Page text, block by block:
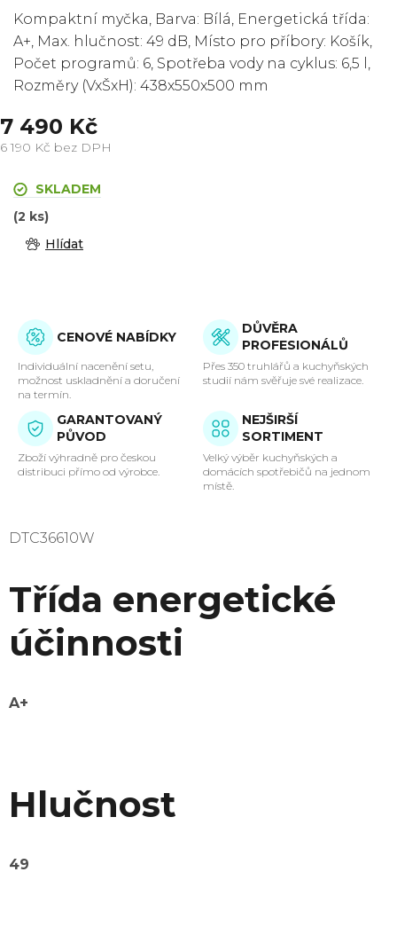
7 490 Kč
6 190 Kč bez DPH
cena:SKLADEM
(2 ks)
Kompaktní myčka, Barva: Bílá, Energetická třída:
A+, Max. hlučnost: 49 dB, Místo pro příbory: Košík,
Počet programů: 6, Spotřeba vody na cyklus: 6,5 l,
Rozměry (VxŠxH): 438x550x500 mm
Hlídat
CENOVÉ NABÍDKY
Individuální nacenění setu,
možnost uskladnění a doručení
na termín.
DŮVĚRA
PROFESIONÁLŮ
Přes 350 truhlářů a kuchyňských
studií nám svěřuje své realizace.
GARANTOVANÝ
PŮVOD
Zboží výhradně pro českou
distribuci přímo od výrobce.
NEJŠIRŠÍ
SORTIMENT
Velký výběr kuchyňských a
domácích spotřebičů na jednom
místě.
DTC36610W
Třída energetické
účinnosti
A+
Hlučnost
49